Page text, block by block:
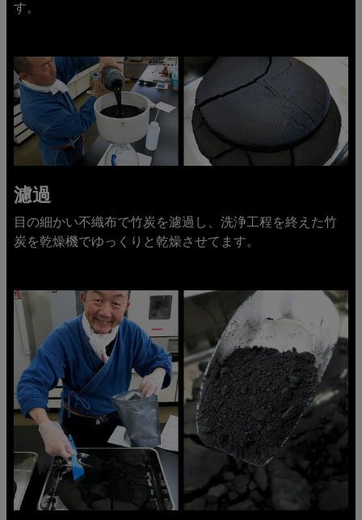
す。
濾過
目の細かい不織布で竹炭を濾過し、洗浄工程を終えた竹
炭を乾燥機でゆっくりと乾燥させてます。